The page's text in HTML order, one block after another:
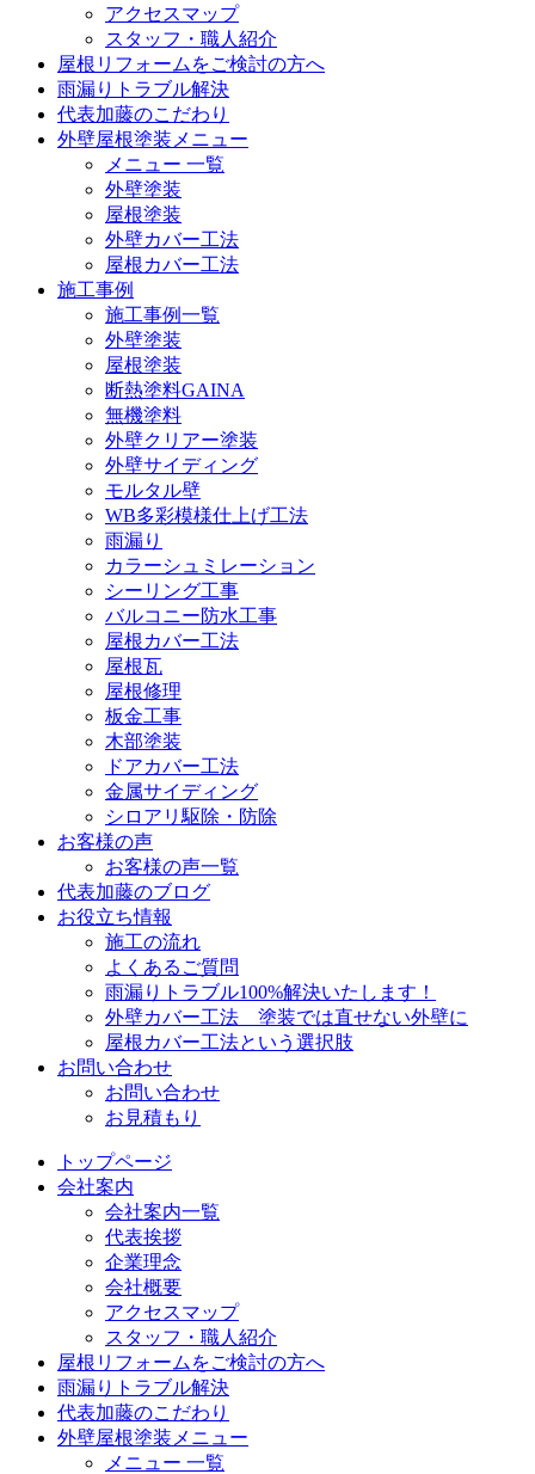
アクセスマップ
スタッフ・職人紹介
屋根リフォームをご検討の方へ
雨漏りトラブル解決
代表加藤のこだわり
外壁屋根塗装メニュー
メニュー 一覧
外壁塗装
屋根塗装
外壁カバー工法
屋根カバー工法
施工事例
施工事例一覧
外壁塗装
屋根塗装
断熱塗料GAINA
無機塗料
外壁クリアー塗装
外壁サイディング
モルタル壁
WB多彩模様仕上げ工法
雨漏り
カラーシュミレーション
シーリング工事
バルコニー防水工事
屋根カバー工法
屋根瓦
屋根修理
板金工事
木部塗装
ドアカバー工法
金属サイディング
シロアリ駆除・防除
お客様の声
お客様の声一覧
代表加藤のブログ
お役立ち情報
施工の流れ
よくあるご質問
雨漏りトラブル100%解決いたします！
外壁カバー工法 塗装では直せない外壁に
屋根カバー工法という選択肢
お問い合わせ
お問い合わせ
お見積もり
トップページ
会社案内
会社案内一覧
代表挨拶
企業理念
会社概要
アクセスマップ
スタッフ・職人紹介
屋根リフォームをご検討の方へ
雨漏りトラブル解決
代表加藤のこだわり
外壁屋根塗装メニュー
メニュー 一覧